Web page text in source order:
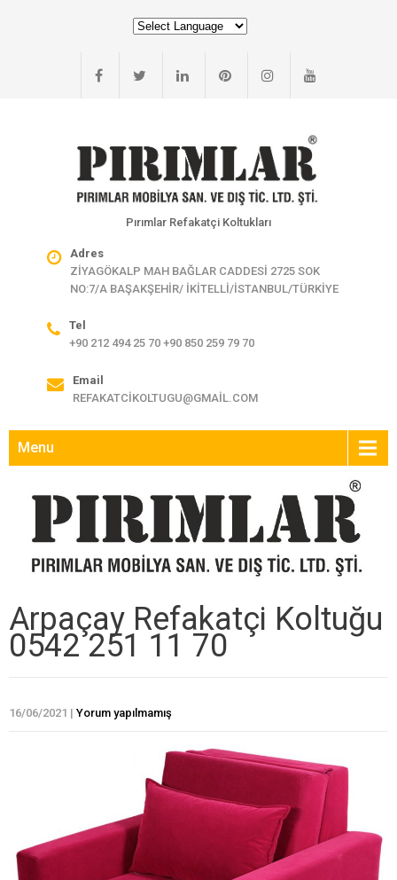
Pırımlar Refakatçi Koltukları
Adres
ZİYAGÖKALP MAH BAĞLAR CADDESİ 2725 SOK
NO:7/A BAŞAKŞEHİR/ İKİTELLİ/İSTANBUL/TÜRKİYE
Tel
+90 212 494 25 70 +90 850 259 79 70
Email
REFAKATCIKOLTUGU@GMAIL.COM
Menu
Arpaçay Refakatçi Koltuğu
0542 251 11 70
16/06/2021 | Yorum yapılmamış